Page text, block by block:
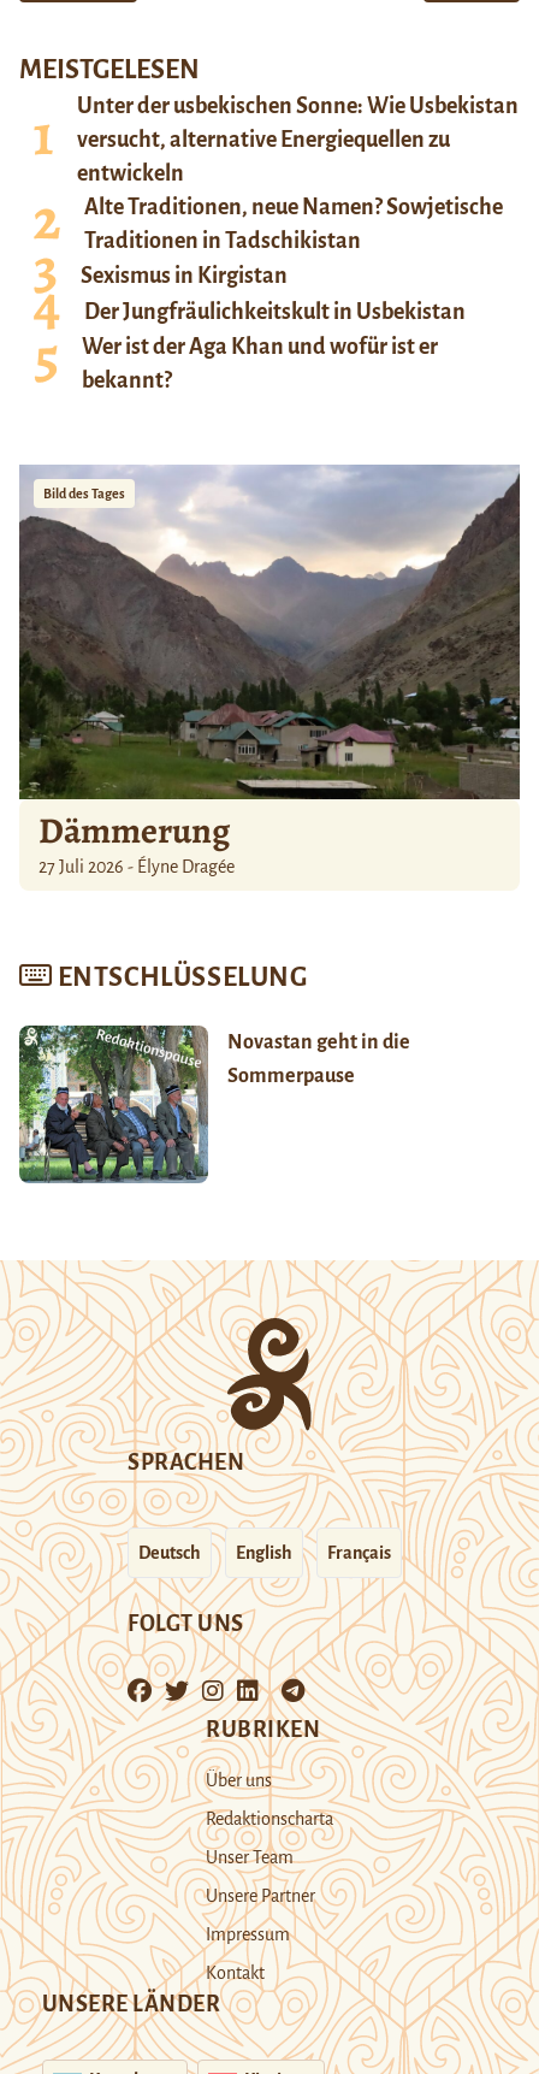
MEISTGELESEN
Unter der usbekischen Sonne: Wie Usbekistan
versucht, alternative Energiequellen zu
entwickeln
Alte Traditionen, neue Namen? Sowjetische
Traditionen in Tadschikistan
Sexismus in Kirgistan
Der Jungfräulichkeitskult in Usbekistan
Wer ist der Aga Khan und wofür ist er
bekannt?
Bild des Tages
Dämmerung
27 Juli 2026 - Élyne Dragée
ENTSCHLÜSSELUNG
Novastan geht in die
Sommerpause
SPRACHEN
Deutsch English Français
FOLGT UNS
RUBRIKEN
Über uns
Redaktionscharta
Unser Team
Unsere Partner
Impressum
Kontakt
UNSERE LÄNDER